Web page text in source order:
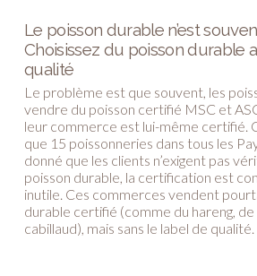
Le poisson durable n’est
Choisissez du poisson durable
qualité
Le problème est que souvent, les
vendre du poisson certifié MSC et
leur commerce est lui-même certifié.
que 15 poissonneries dans tous les
donné que les clients n’exigent pas
poisson durable, la certification est
inutile. Ces commerces vendent
durable certifié (comme du hareng, de
cabillaud), mais sans le label de qualité.